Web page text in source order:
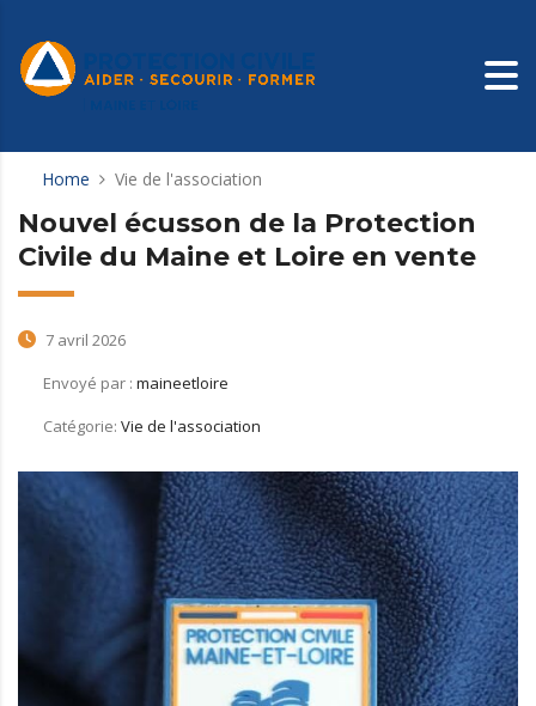
Home Vie de l'association
Nouvel écusson de la Protection
Civile du Maine et Loire en vente
7 avril 2026
Envoyé par : maineetloire
Catégorie: Vie de l'association